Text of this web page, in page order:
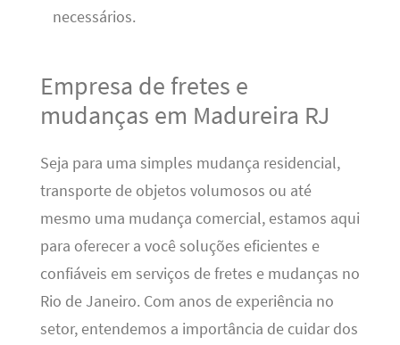
necessários.
Empresa de fretes e
mudanças em Madureira RJ
Seja para uma simples mudança residencial,
transporte de objetos volumosos ou até
mesmo uma mudança comercial, estamos aqui
para oferecer a você soluções eficientes e
confiáveis em serviços de fretes e mudanças no
Rio de Janeiro. Com anos de experiência no
setor, entendemos a importância de cuidar dos